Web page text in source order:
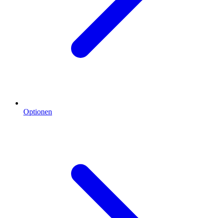
Optionen